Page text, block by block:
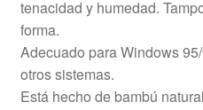
tenacidad y humedad.
forma.
Adecuado para Windows
otros sistemas.
Está hecho de bambú